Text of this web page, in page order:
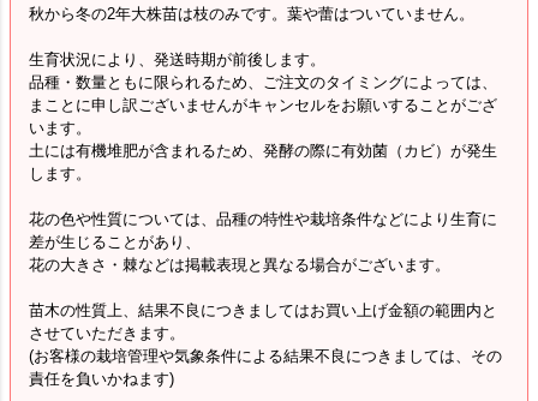
秋から冬の2年大株苗は枝のみです。葉や蕾はついていません。
生育状況により、発送時期が前後します。
品種・数量ともに限られるため、ご注文のタイミングによっては、
まことに申し訳ございませんがキャンセルをお願いすることがござ
います。
土には有機堆肥が含まれるため、発酵の際に有効菌（カビ）が発生
します。
花の色や性質については、品種の特性や栽培条件などにより生育に
差が生じることがあり、
花の大きさ・棘などは掲載表現と異なる場合がございます。
苗木の性質上、結果不良につきましてはお買い上げ金額の範囲内と
させていただきます。
(お客様の栽培管理や気象条件による結果不良につきましては、その
責任を負いかねます)